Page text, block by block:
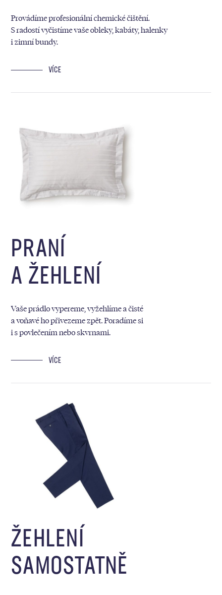
Provádíme profesionální chemické čištění.
S radostí vyčistíme vaše obleky, kabáty, halenky
i zimní bundy.
VÍCE
PRANÍ
A ŽEHLENÍ
Vaše prádlo vypereme, vyžehlíme a čisté
a voňavé ho přivezeme zpět. Poradíme si
i s povlečením nebo skvrnami.
VÍCE
ŽEHLENÍ
SAMOSTATNĚ